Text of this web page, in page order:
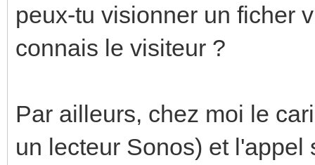
peux-tu visionner un ficher
connais le visiteur ?
Par ailleurs, chez moi le
un lecteur Sonos) et